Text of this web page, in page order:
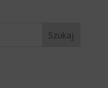
Szukaj